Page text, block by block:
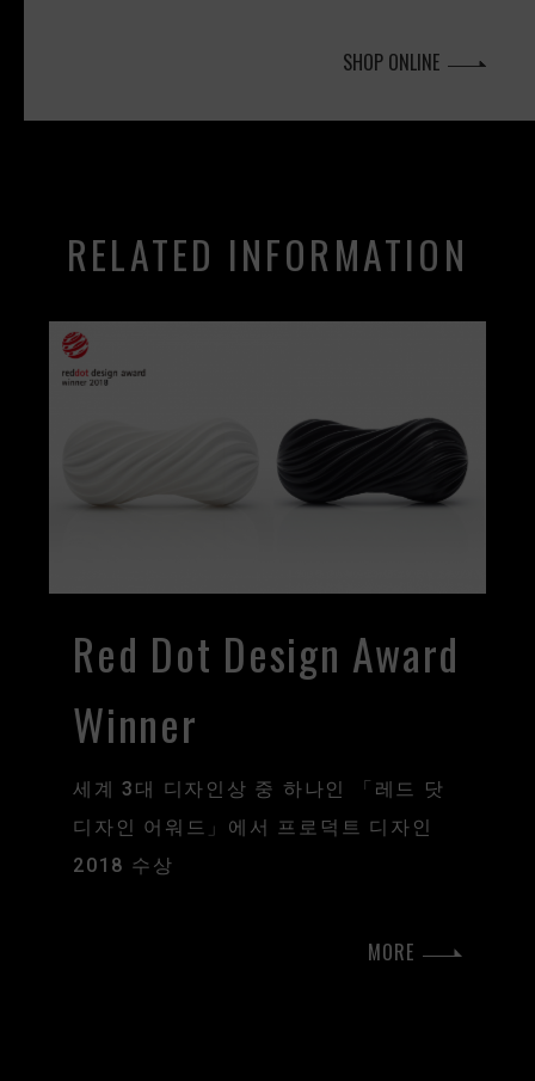
SHOP ONLINE
RELATED INFORMATION
Red Dot Design Award
Winner
세계 3대 디자인상 중 하나인 「레드 닷
디자인 어워드」에서 프로덕트 디자인
2018 수상
MORE